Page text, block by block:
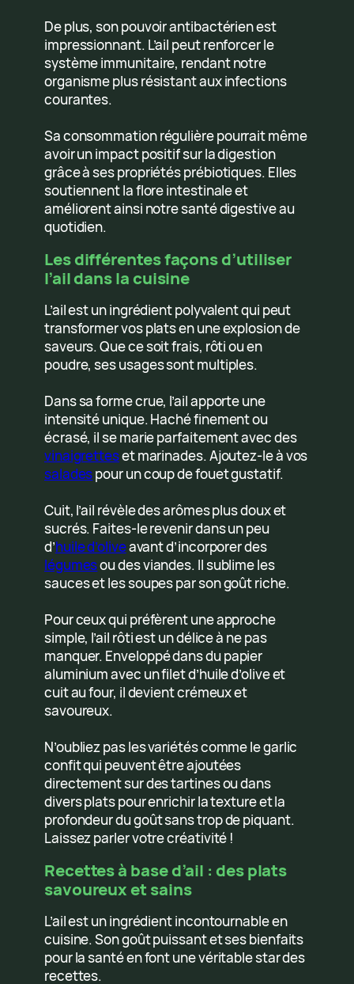
De plus, son pouvoir antibactérien est
impressionnant. L’ail peut renforcer le
système immunitaire, rendant notre
organisme plus résistant aux infections
courantes.
Sa consommation régulière pourrait même
avoir un impact positif sur la digestion
grâce à ses propriétés prébiotiques. Elles
soutiennent la flore intestinale et
améliorent ainsi notre santé digestive au
quotidien.
Les différentes façons d’utiliser
l’ail dans la cuisine
L’ail est un ingrédient polyvalent qui peut
transformer vos plats en une explosion de
saveurs. Que ce soit frais, rôti ou en
poudre, ses usages sont multiples.
Dans sa forme crue, l’ail apporte une
intensité unique. Haché finement ou
écrasé, il se marie parfaitement avec des
vinaigretteset marinades. Ajoutez-le à vos
saladespour un coup de fouet gustatif.
Cuit, l’ail révèle des arômes plus doux et
sucrés. Faites-le revenir dans un peu
d’huile d’oliveavant d’incorporer des
légumesou des viandes. Il sublime les
sauces et les soupes par son goût riche.
Pour ceux qui préfèrent une approche
simple, l’ail rôti est un délice à ne pas
manquer. Enveloppé dans du papier
aluminium avec un filet d’huile d’olive et
cuit au four, il devient crémeux et
savoureux.
N’oubliez pas les variétés comme le garlic
confit qui peuvent être ajoutées
directement sur des tartines ou dans
divers plats pour enrichir la texture et la
profondeur du goût sans trop de piquant.
Laissez parler votre créativité !
Recettes à base d’ail : des plats
savoureux et sains
L’ail est un ingrédient incontournable en
cuisine. Son goût puissant et ses bienfaits
pour la santé en font une véritable star des
recettes.